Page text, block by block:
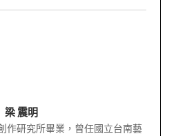
梁 震明
作研究所畢業，曾任國立台南藝